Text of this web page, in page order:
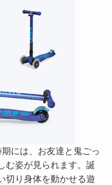
には、お友達と鬼ごっ
む姿が見られます。誕
切り身体を動かせる遊